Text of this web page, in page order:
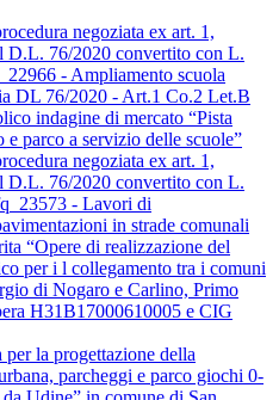
negoziata ex art. 1,
D.L. 76/2020 convertito con L.
- Ampliamento scuola
DL 76/2020 - Art.1 Co.2 Let.B
indagine di mercato “Pista
e parco a servizio delle scuole”
negoziata ex art. 1,
D.L. 76/2020 convertito con L.
- Lavori di
in strade comunali
“Opere di realizzazione del
per i l collegamento tra i comuni
di Nogaro e Carlino, Primo
H31B17000610005 e CIG
per la progettazione della
parcheggi e parco giochi 0-